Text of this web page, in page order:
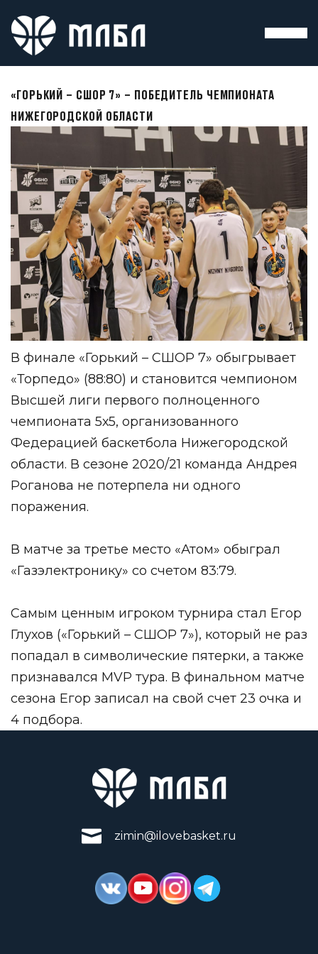
«ГОРЬКИЙ – СШОР 7» – ПОБЕДИТЕЛЬ ЧЕМПИОНАТА
НИЖЕГОРОДСКОЙ ОБЛАСТИ
В финале «Горький – СШОР 7» обыгрывает
«Торпедо» (88:80) и становится чемпионом
Высшей лиги первого полноценного
чемпионата 5х5, организованного
Федерацией баскетбола Нижегородской
области. В сезоне 2020/21 команда Андрея
Роганова не потерпела ни одного
поражения.
В матче за третье место «Атом» обыграл
«Газэлектронику» со счетом 83:79.
Самым ценным игроком турнира стал Егор
Глухов («Горький – СШОР 7»), который не раз
попадал в символические пятерки, а также
признавался MVP тура. В финальном матче
сезона Егор записал на свой счет 23 очка и
4 подбора.
zimin@ilovebasket.ru